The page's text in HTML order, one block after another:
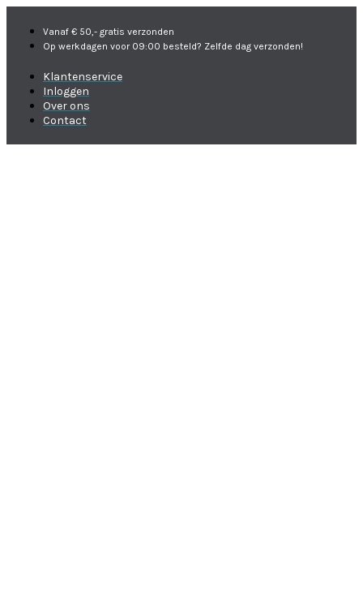
Vanaf € 50,- gratis verzonden
Op werkdagen voor 09:00 besteld? Zelfde dag verzonden!
Klantenservice
Inloggen
Over ons
Contact